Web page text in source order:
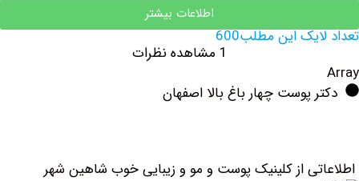
اطلاعات بیشتر
این مطلب600
پوست چهار باغ بالا اصفهان
از کلینیک پوست و مو و زیبایی خوب شاهین شهر